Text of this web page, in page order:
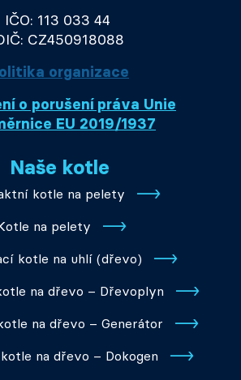
IČO: 113 033 44
CZ450918088
organizace
o porušení práva Unie
EU 2019/1937
Naše kotle
kotle na pelety
na pelety
kotle na uhlí (dřevo)
na dřevo – Dřevoplyn
na dřevo – Generátor
na dřevo – Dokogen